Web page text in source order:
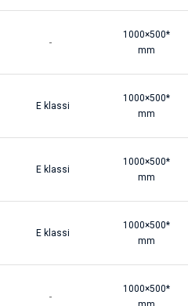
-
1000×500*
mm
E klassi
1000×500*
mm
E klassi
1000×500*
mm
E klassi
1000×500*
mm
-
1000×500*